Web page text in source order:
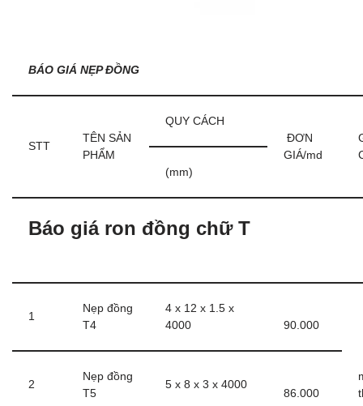
BÁO GIÁ NẸP ĐỒNG
STT
TÊN SẢN
PHẨM
QUY CÁCH
ĐƠN
GIÁ/md
(mm)
Báo giá ron đồng chữ T
1
Nẹp đồng
T4
4 x 12 x 1.5 x
4000
90.000
2
Nẹp đồng
T5
5 x 8 x 3 x 4000
86.000